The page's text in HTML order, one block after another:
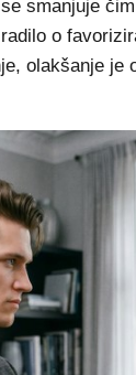
smanjuje
o
olakšanje je